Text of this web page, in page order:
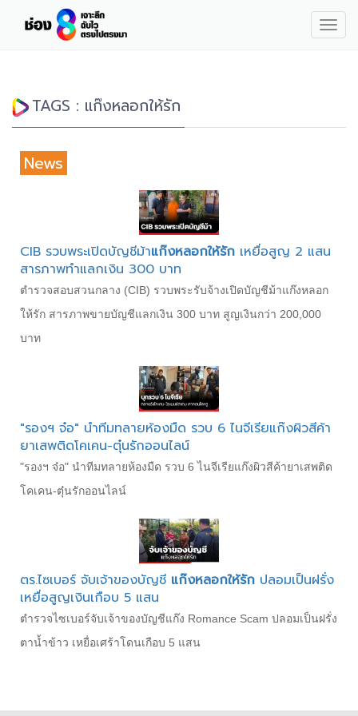
TAGS : แก๊งหลอกให้รัก
News
CIB รวบพระเปิดบัญชีม้าแก๊งหลอกให้รัก เหยื่อสูญ 2 แสน
สารภาพทำแลกเงิน 300 บาท
ตำรวจสอบสวนกลาง (CIB) รวบพระรับจ้างเปิดบัญชีม้าแก๊งหลอก
ให้รัก สารภาพขายบัญชีแลกเงิน 300 บาท สูญเงินกว่า 200,000
บาท
"รองฯ จ๋อ" นำทีมทลายห้องมืด รวบ 6 ไนจีเรียแก๊งผิวสีค้า
ยาเสพติดโคเคน-ตุ๋นรักออนไลน์
"รองฯ จ๋อ" นำทีมทลายห้องมืด รวบ 6 ไนจีเรียแก๊งผิวสีค้ายาเสพติด
โคเคน-ตุ๋นรักออนไลน์
ตร.ไซเบอร์ จับเจ้าของบัญชี แก๊งหลอกให้รัก ปลอมเป็นฝรั่ง
เหยื่อสูญเงินเกือบ 5 แสน
ตำรวจไซเบอร์จับเจ้าของบัญชีแก๊ง Romance Scam ปลอมเป็นฝรั่ง
ตาน้ำข้าว เหยื่อเศร้าโดนเกือบ 5 แสน